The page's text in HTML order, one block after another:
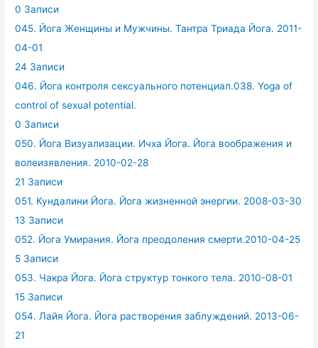
0 Записи
045. Йога Женщины и Мужчины. Тантра Триада Йога. 2011-
04-01
24 Записи
046. Йога контроля сексуального потенциал.038. Yoga of
control of sexual potential.
0 Записи
050. Йога Визуализации. Ичха Йога. Йога воображения и
волеизявления. 2010-02-28
21 Записи
051. Кундалини Йога. Йога жизненной энергии. 2008-03-30
13 Записи
052. Йога Умирания. Йога преодоления смерти.2010-04-25
5 Записи
053. Чакра Йога. Йога структур тонкого тела. 2010-08-01
15 Записи
054. Лайя Йога. Йога растворения заблуждений. 2013-06-
21